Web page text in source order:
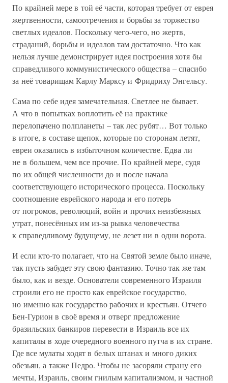
По крайней мере в той её части, которая требует от еврея
жертвенности, самоотречения и борьбы за торжество
светлых идеалов. Поскольку чего-чего, но жертв,
страданий, борьбы и идеалов там достаточно. Что как
нельзя лучше демонстрирует идея построения хотя бы
справедливого коммунистического общества – спасибо
за неё товарищам Карлу Марксу и Фридриху Энгельсу.
Сама по себе идея замечательная. Светлее не бывает.
А что в попытках воплотить её на практике
перелопачено полпланеты – так лес рубят… Вот только
в итоге, в составе щепок, которые по сторонам летят,
евреи оказались в избыточном количестве. Едва ли
не в большем, чем все прочие. По крайней мере, судя
по их общей численности до и после начала
соответствующего исторического процесса. Поскольку
соотношение еврейского народа и его потерь
от погромов, революций, войн и прочих неизбежных
утрат, понесённых им из-за рывка человечества
к справедливому будущему, не лезет ни в одни ворота.
И если кто-то полагает, что на Святой земле было иначе,
так пусть забудет эту свою фантазию. Точно так же там
было, как и везде. Основатели современного Израиля
строили его не просто как еврейское государство,
но именно как государство рабочих и крестьян. Отчего
Бен-Гурион в своё время и отверг предложение
бразильских банкиров перевести в Израиль все их
капиталы в ходе очередного военного путча в их стране.
Где все мулаты ходят в белых штанах и много диких
обезьян, а также Педро. Чтобы не засоряли страну его
мечты, Израиль, своим гнилым капитализмом, и частной